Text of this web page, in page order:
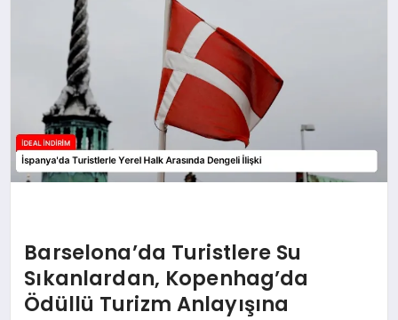
Barselona’da Turistlere Su
Sıkanlardan, Kopenhag’da
Ödüllü Turizm Anlayışına